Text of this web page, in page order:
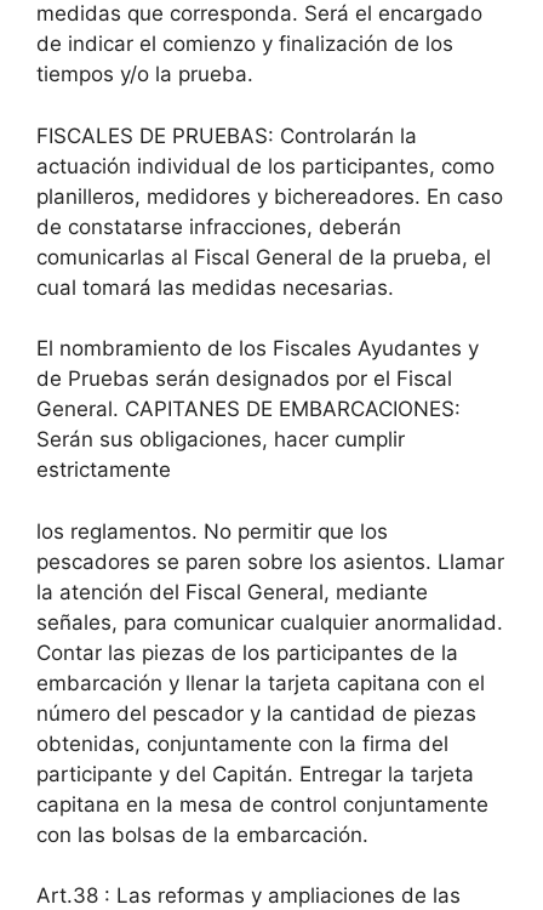
medidas que corresponda. Será el encargado
de indicar el comienzo y finalización de los
tiempos y/o la prueba.
FISCALES DE PRUEBAS: Controlarán la
actuación individual de los participantes, como
planilleros, medidores y bichereadores. En caso
de constatarse infracciones, deberán
comunicarlas al Fiscal General de la prueba, el
cual tomará las medidas necesarias.
El nombramiento de los Fiscales Ayudantes y
de Pruebas serán designados por el Fiscal
General. CAPITANES DE EMBARCACIONES:
Serán sus obligaciones, hacer cumplir
estrictamente
los reglamentos. No permitir que los
pescadores se paren sobre los asientos. Llamar
la atención del Fiscal General, mediante
señales, para comunicar cualquier anormalidad.
Contar las piezas de los participantes de la
embarcación y llenar la tarjeta capitana con el
número del pescador y la cantidad de piezas
obtenidas, conjuntamente con la firma del
participante y del Capitán. Entregar la tarjeta
capitana en la mesa de control conjuntamente
con las bolsas de la embarcación.
Art.38 : Las reformas y ampliaciones de las